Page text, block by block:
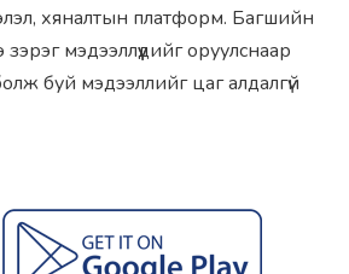
хяналтын платформ. Багшийн
мэдээллүүдийг оруулснаар
буй мэдээллийг цаг алдалгүй